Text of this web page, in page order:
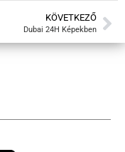
KÖVETKEZŐ
Dubai 24H Képekben